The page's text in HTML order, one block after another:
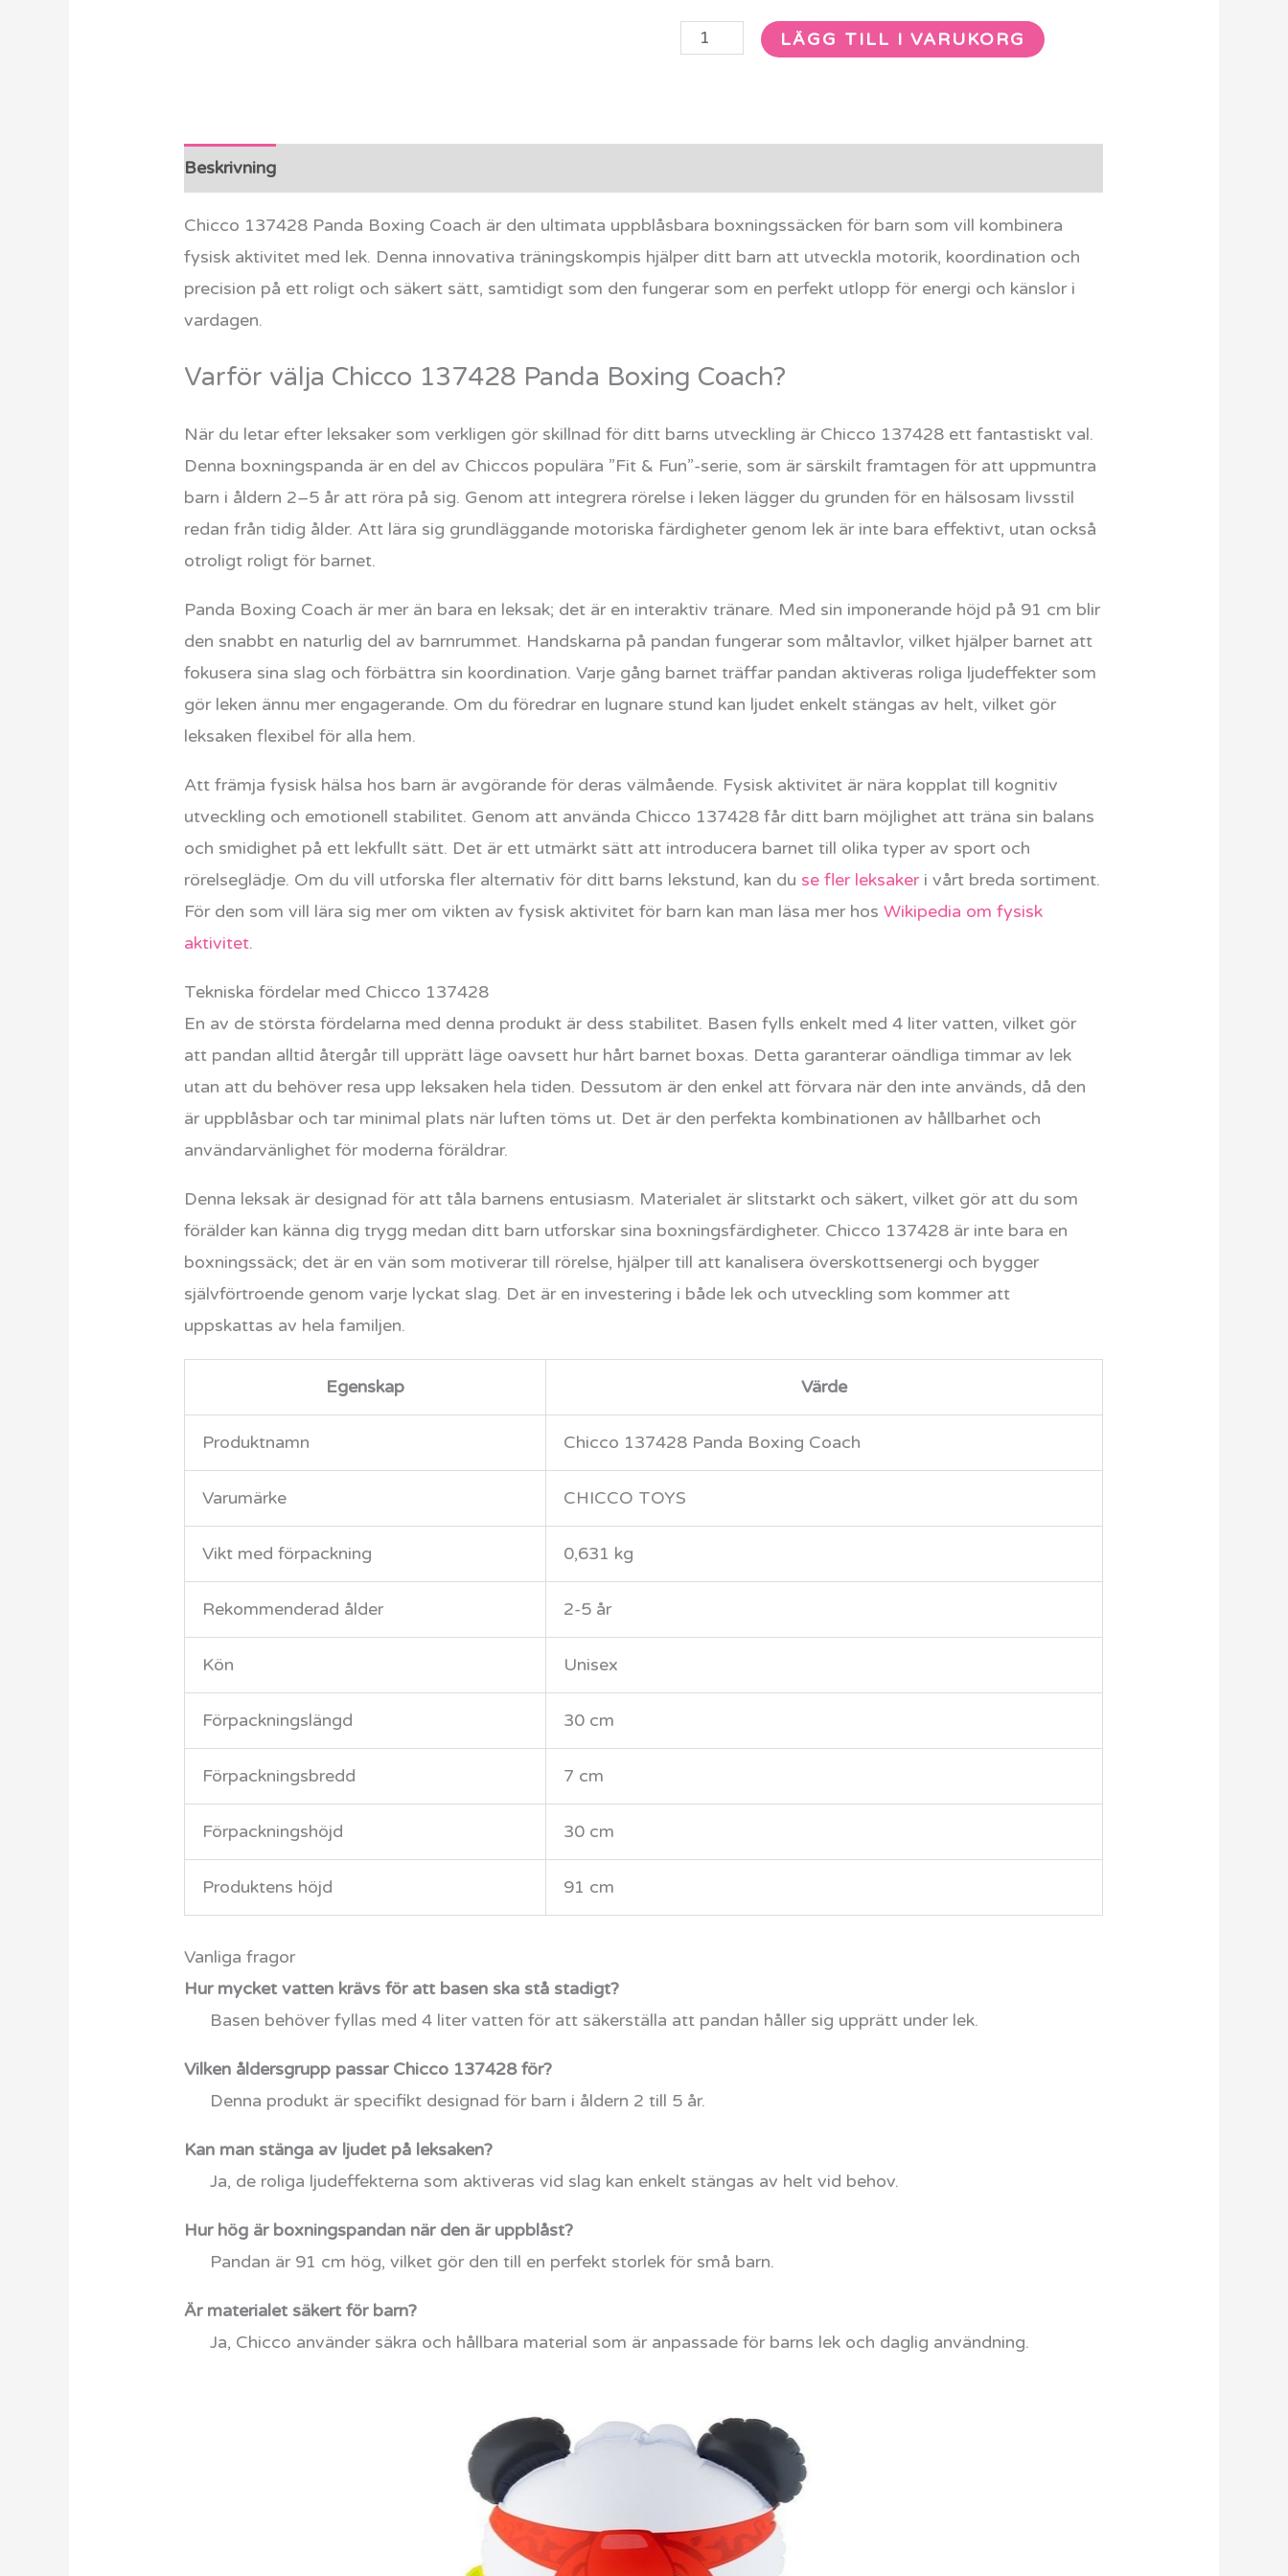
LÄGG TILL I VARUKORG
Beskrivning
Chicco 137428 Panda Boxing Coach är den ultimata uppblåsbara boxningssäcken för barn som vill kombinera
fysisk aktivitet med lek. Denna innovativa träningskompis hjälper ditt barn att utveckla motorik, koordination och
precision på ett roligt och säkert sätt, samtidigt som den fungerar som en perfekt utlopp för energi och känslor i
vardagen.
Varför välja Chicco 137428 Panda Boxing Coach?
När du letar efter leksaker som verkligen gör skillnad för ditt barns utveckling är Chicco 137428 ett fantastiskt val.
Denna boxningspanda är en del av Chiccos populära ”Fit & Fun”-serie, som är särskilt framtagen för att uppmuntra
barn i åldern 2–5 år att röra på sig. Genom att integrera rörelse i leken lägger du grunden för en hälsosam livsstil
redan från tidig ålder. Att lära sig grundläggande motoriska färdigheter genom lek är inte bara effektivt, utan också
otroligt roligt för barnet.
Panda Boxing Coach är mer än bara en leksak; det är en interaktiv tränare. Med sin imponerande höjd på 91 cm blir
den snabbt en naturlig del av barnrummet. Handskarna på pandan fungerar som måltavlor, vilket hjälper barnet att
fokusera sina slag och förbättra sin koordination. Varje gång barnet träffar pandan aktiveras roliga ljudeffekter som
gör leken ännu mer engagerande. Om du föredrar en lugnare stund kan ljudet enkelt stängas av helt, vilket gör
leksaken flexibel för alla hem.
Att främja fysisk hälsa hos barn är avgörande för deras välmående. Fysisk aktivitet är nära kopplat till kognitiv
utveckling och emotionell stabilitet. Genom att använda Chicco 137428 får ditt barn möjlighet att träna sin balans
och smidighet på ett lekfullt sätt. Det är ett utmärkt sätt att introducera barnet till olika typer av sport och
rörelseglädje. Om du vill utforska fler alternativ för ditt barns lekstund, kan du se fler leksakeri vårt breda sortiment.
För den som vill lära sig mer om vikten av fysisk aktivitet för barn kan man läsa mer hosWikipedia om fysisk
aktivitet.
Tekniska fördelar med Chicco 137428
En av de största fördelarna med denna produkt är dess stabilitet. Basen fylls enkelt med 4 liter vatten, vilket gör
att pandan alltid återgår till upprätt läge oavsett hur hårt barnet boxas. Detta garanterar oändliga timmar av lek
utan att du behöver resa upp leksaken hela tiden. Dessutom är den enkel att förvara när den inte används, då den
är uppblåsbar och tar minimal plats när luften töms ut. Det är den perfekta kombinationen av hållbarhet och
användarvänlighet för moderna föräldrar.
Denna leksak är designad för att tåla barnens entusiasm. Materialet är slitstarkt och säkert, vilket gör att du som
förälder kan känna dig trygg medan ditt barn utforskar sina boxningsfärdigheter. Chicco 137428 är inte bara en
boxningssäck; det är en vän som motiverar till rörelse, hjälper till att kanalisera överskottsenergi och bygger
självförtroende genom varje lyckat slag. Det är en investering i både lek och utveckling som kommer att
uppskattas av hela familjen.
Egenskap Värde
Produktnamn Chicco 137428 Panda Boxing Coach
Varumärke CHICCO TOYS
Vikt med förpackning 0,631 kg
Rekommenderad ålder 2-5 år
Kön Unisex
Förpackningslängd 30 cm
Förpackningsbredd 7 cm
Förpackningshöjd 30 cm
Produktens höjd 91 cm
Vanliga fragor
Hur mycket vatten krävs för att basen ska stå stadigt?
Basen behöver fyllas med 4 liter vatten för att säkerställa att pandan håller sig upprätt under lek.
Vilken åldersgrupp passar Chicco 137428 för?
Denna produkt är specifikt designad för barn i åldern 2 till 5 år.
Kan man stänga av ljudet på leksaken?
Ja, de roliga ljudeffekterna som aktiveras vid slag kan enkelt stängas av helt vid behov.
Hur hög är boxningspandan när den är uppblåst?
Pandan är 91 cm hög, vilket gör den till en perfekt storlek för små barn.
Är materialet säkert för barn?
Ja, Chicco använder säkra och hållbara material som är anpassade för barns lek och daglig användning.